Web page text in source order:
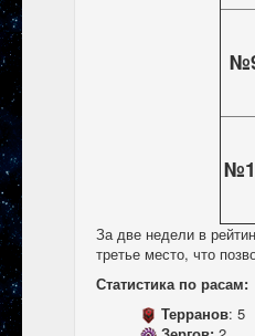
За две недели в
третье место, что
Статистика по расам:
Терранов: 5